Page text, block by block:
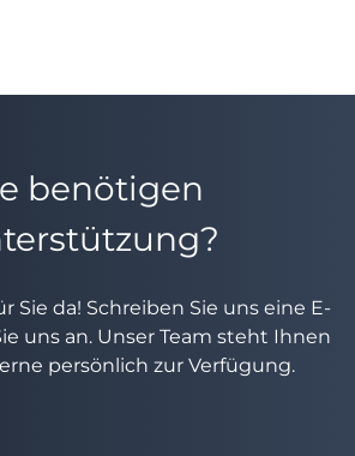
benötigen
Sie da! Schreiben Sie uns eine E-
uns an. Unser Team steht Ihnen
persönlich zur Verfügung.